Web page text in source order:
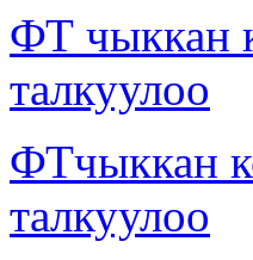
ФТ чыккан
талкуулоо
ФТчыккан
талкуулоо